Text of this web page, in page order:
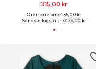
315,00 kr
Ordinarie pris: 455,00 kr
Senaste lägsta pris:126,00 kr